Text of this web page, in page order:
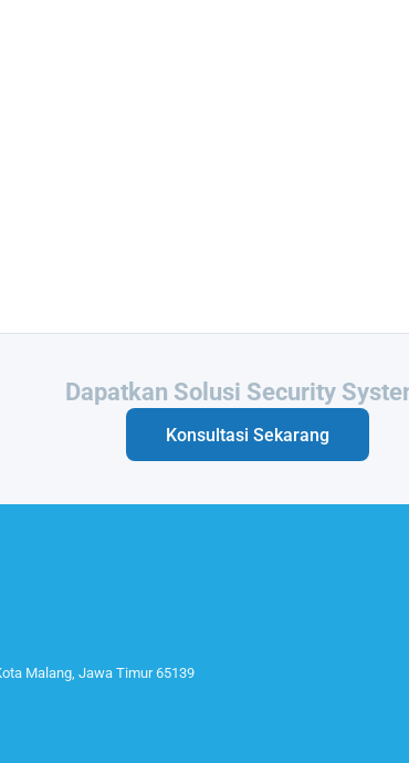
Butuh Integrasi Sistem Anda?
Konsultasi Sekarang
Malang, Jawa Timur 65139